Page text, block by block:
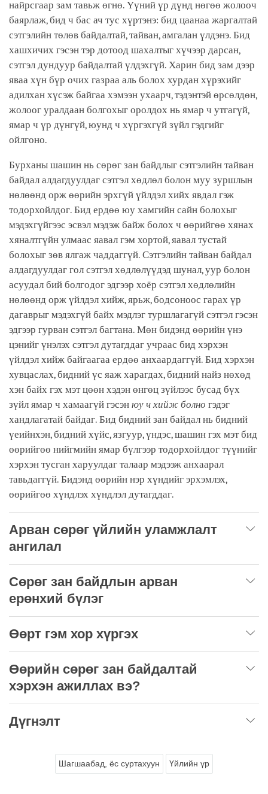
найрсгаар зам тавьж өгнө. Үүний үр дүнд нөгөө жолооч
баярлаж, бид ч бас ач тус хүртэнэ: бид цаанаа жаргалтай
сэтгэлийн төлөв байдалтай, тайван, амгалан үлдэнэ. Бид
хашхичих гэсэн тэр дотоод шахалтыг хүчээр дарсан,
сэтгэл дундуур байдалтай үлдэхгүй. Харин бид зам дээр
яваа хүн бүр очих газраа аль болох хурдан хүрэхийг
адилхан хүсэж байгаа хэмээн ухаарч, тэдэнтэй өрсөлдөн,
жолоог уралдаан болгохыг оролдох нь ямар ч утгагүй,
ямар ч үр дүнгүй, юунд ч хүргэхгүй зүйл гэдгийг
ойлгоно.
Бурханы шашин нь сөрөг зан байдлыг сэтгэлийн тайван
байдал алдагдуулдаг сэтгэл хөдлөл болон муу зуршлын
нөлөөнд орж өөрийн эрхгүй үйлдэл хийх явдал гэж
тодорхойлдог. Бид ердөө юу хамгийн сайн болохыг
мэдэхгүйгээс эсвэл мэдэж байж болох ч өөрийгөө хянах
хяналтгүйн улмаас яавал гэм хортой, яавал тустай
болохыг зөв ялгаж чаддаггүй. Сэтгэлийн тайван байдал
алдагдуулдаг гол сэтгэл хөдлөлүүдэд шунал, уур болон
асуудал бий болгодог эдгээр хоёр сэтгэл хөдлөлийн
нөлөөнд орж үйлдэл хийж, ярьж, бодсоноос гарах үр
дагаврыг мэдэхгүй байх мэдлэг туршлагагүй сэтгэл гэсэн
эдгээр гурван сэтгэл багтана. Мөн бидэнд өөрийн үнэ
цэнийг үнэлэх сэтгэл дутагддаг учраас бид хэрхэн
үйлдэл хийж байгаагаа ердөө анхаардаггүй. Бид хэрхэн
хувцаслах, бидний үс яаж харагдах, бидний найз нөхөд
хэн байх гэх мэт цөөн хэдэн өнгөц зүйлээс бусад бүх
зүйл ямар ч хамаагүй гэсэн юу ч хийж болно гэдэг
хандлагатай байдаг. Бид бидний зан байдал нь бидний
үеийнхэн, бидний хүйс, язгуур, үндэс, шашин гэх мэт бид
өөрийгөө нийгмийн ямар бүлгээр тодорхойлдог түүнийг
хэрхэн тусган харуулдаг талаар мэдээж анхаарал
тавьдаггүй. Бидэнд өөрийн нэр хүндийг эрхэмлэх,
өөрийгөө хүндлэх хүндлэл дутагддаг.
Арван сөрөг үйлийн уламжлалт
ангилал
Сөрөг зан байдлын арван
ерөнхий бүлэг
Өөрт гэм хор хүргэх
Өөрийн сөрөг зан байдалтай
хэрхэн ажиллах вэ?
Дүгнэлт
Шагшаабад, ёс суртахуун Үйлийн үр